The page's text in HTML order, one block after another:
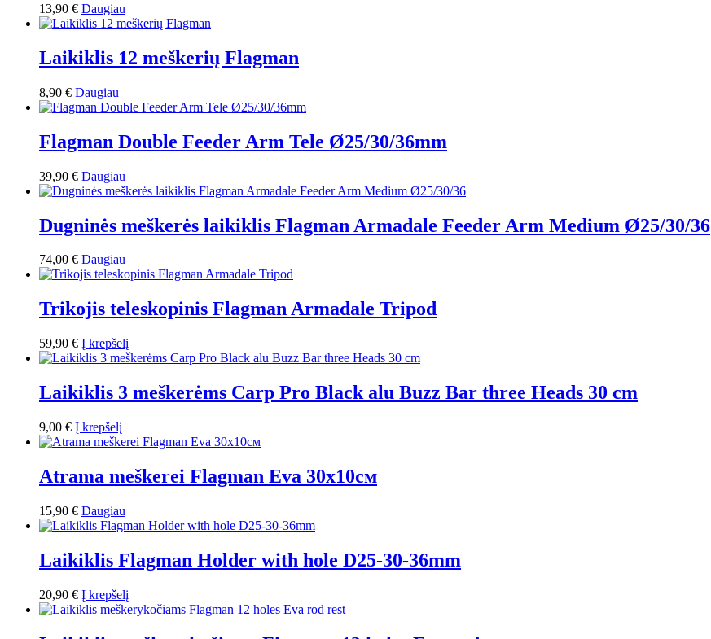
13,90 € Daugiau
Laikiklis 12 meškerių Flagman
8,90 € Daugiau
Flagman Double Feeder Arm Tele Ø25/30/36mm
39,90 € Daugiau
Dugninės meškerės laikiklis Flagman Armadale Feeder Arm Medium Ø25/30/36
74,00 € Daugiau
Trikojis teleskopinis Flagman Armadale Tripod
59,90 € Į krepšelį
Laikiklis 3 meškerėms Carp Pro Black alu Buzz Bar three Heads 30 cm
9,00 € Į krepšelį
Atrama meškerei Flagman Eva 30x10см
15,90 € Daugiau
Laikiklis Flagman Holder with hole D25-30-36mm
20,90 € Į krepšelį